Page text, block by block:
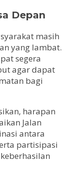
Depan
masih
yang lambat.
segera
agar dapat
bagi
harapan
Jalan
antara
partisipasi